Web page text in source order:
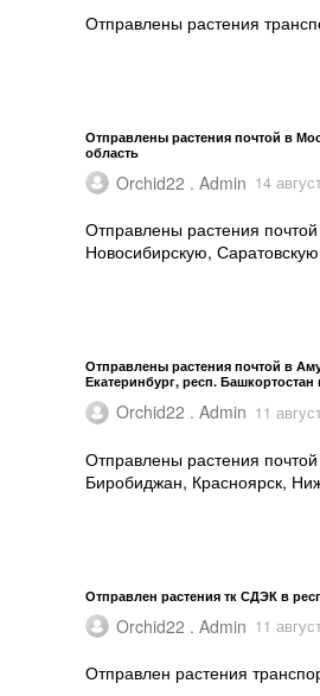
Отправлены растения
Отправлены растения почтой в
область
Orchid22 . Admin 14
Отправлены растения
Новосибирскую,
Отправлены растения почтой в
Екатеринбург, респ.
Orchid22 . Admin 11
Отправлены растения
Биробиджан, Красноярск,
Отправлен растения тк СДЭК в
Orchid22 . Admin 11
Отправлен растения